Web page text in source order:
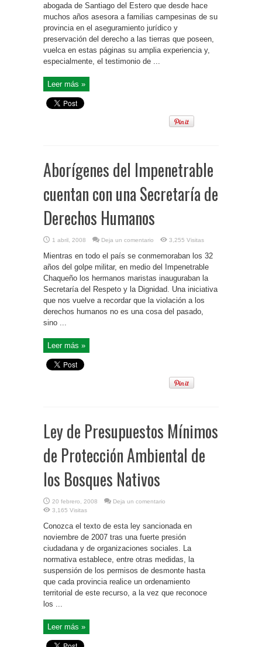
abogada de Santiago del Estero que desde hace
muchos años asesora a familias campesinas de su
provincia en el aseguramiento jurídico y
preservación del derecho a las tierras que poseen,
vuelca en estas páginas su amplia experiencia y,
especialmente, el testimonio de ...
Leer más »
Aborígenes del Impenetrable
cuentan con una Secretaría de
Derechos Humanos
1 abril, 2008 Deja un comentario 3,255 Visitas
Mientras en todo el país se conmemoraban los 32
años del golpe militar, en medio del Impenetrable
Chaqueño los hermanos maristas inauguraban la
Secretaría del Respeto y la Dignidad. Una iniciativa
que nos vuelve a recordar que la violación a los
derechos humanos no es una cosa del pasado,
sino ...
Leer más »
Ley de Presupuestos Mínimos
de Protección Ambiental de
los Bosques Nativos
20 febrero, 2008
Deja un comentario
3,165 Visitas
Conozca el texto de esta ley sancionada en
noviembre de 2007 tras una fuerte presión
ciudadana y de organizaciones sociales. La
normativa establece, entre otras medidas, la
suspensión de los permisos de desmonte hasta
que cada provincia realice un ordenamiento
territorial de este recurso, a la vez que reconoce
los ...
Leer más »